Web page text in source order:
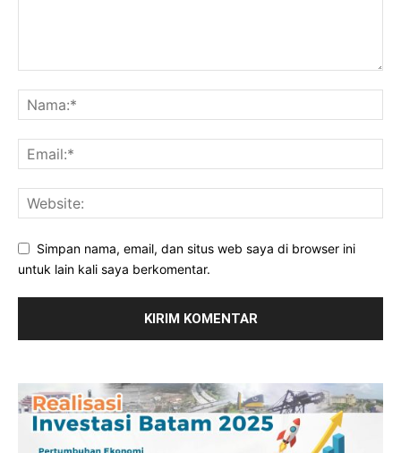
Simpan nama, email, dan situs web saya di browser ini
untuk lain kali saya berkomentar.